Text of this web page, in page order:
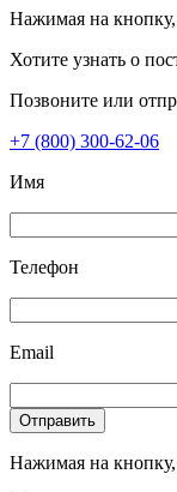
Нажимая на кнопку,
Хотите узнать о
Позвоните или
+7 (800) 300-62-06
Имя
Телефон
Email
Отправить
Нажимая на кнопку,